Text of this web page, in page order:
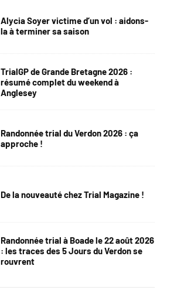
Alycia Soyer victime d’un vol : aidons-
la à terminer sa saison
TrialGP de Grande Bretagne 2026 :
résumé complet du weekend à
Anglesey
Randonnée trial du Verdon 2026 : ça
approche !
De la nouveauté chez Trial Magazine !
Randonnée trial à Boade le 22 août 2026
: les traces des 5 Jours du Verdon se
rouvrent